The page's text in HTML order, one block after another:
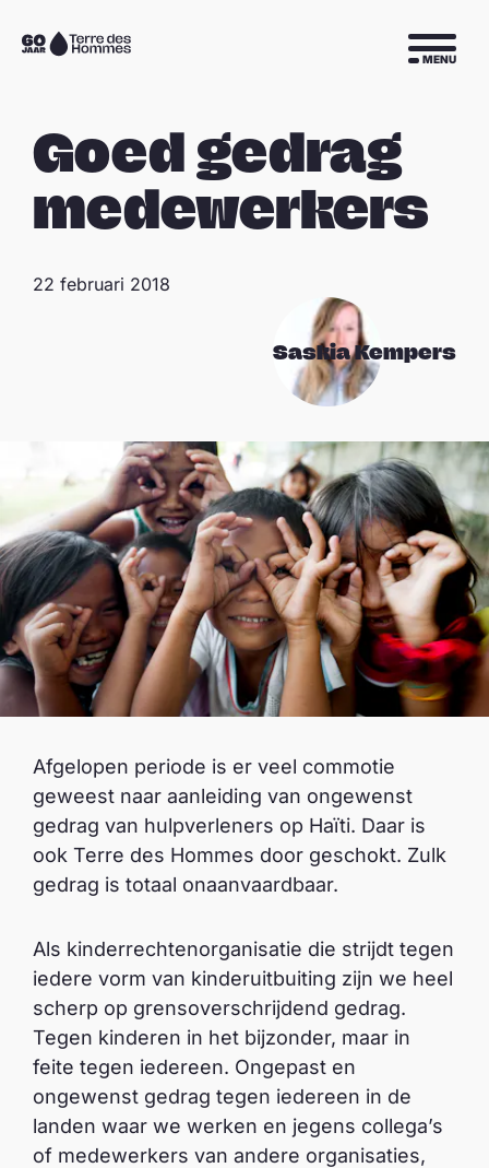
Sla navigatie over
Naar
MENU
Goed gedrag
medewerkers
Saskia Kempers
22 februari 2018
Afgelopen periode is er veel commotie
geweest naar aanleiding van ongewenst
gedrag van hulpverleners op Haïti. Daar is
ook Terre des Hommes door geschokt. Zulk
gedrag is totaal onaanvaardbaar.
Als kinderrechtenorganisatie die strijdt tegen
iedere vorm van kinderuitbuiting zijn we heel
scherp op grensoverschrijdend gedrag.
Tegen kinderen in het bijzonder, maar in
feite tegen iedereen. Ongepast en
ongewenst gedrag tegen iedereen in de
landen waar we werken en jegens collega’s
of medewerkers van andere organisaties,